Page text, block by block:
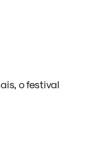
o festival